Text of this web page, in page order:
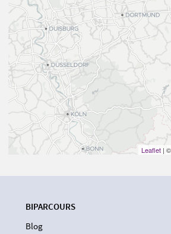
Leaflet | ©
BIPARCOURS
Blog